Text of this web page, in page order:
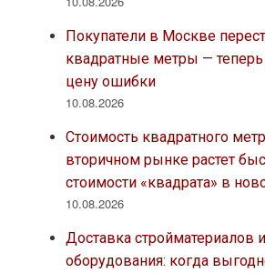
Покупатели в Москве
квадратные метры — теперь
цену ошибки
10.08.2026
Стоимость квадратного
вторичном рынке растет
стоимости «квадрата» в
10.08.2026
Доставка стройматериалов и
оборудования: когда